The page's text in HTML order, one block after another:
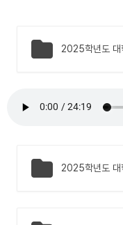
2025학년도
2025학년도